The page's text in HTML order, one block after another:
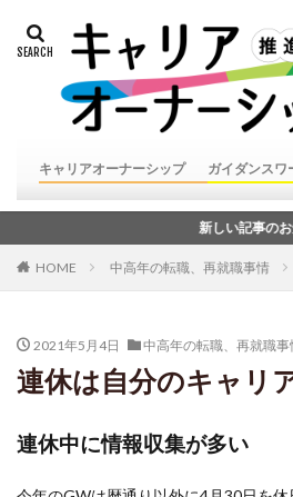
キャリアオーナーシップ ガイダンスワ
新しい記事のお知
HOME 中高年の転職、再就職事情
2021年5月4日 中高年の転職、再就職事
連休は自分のキャリ
連休中に情報収集が多い